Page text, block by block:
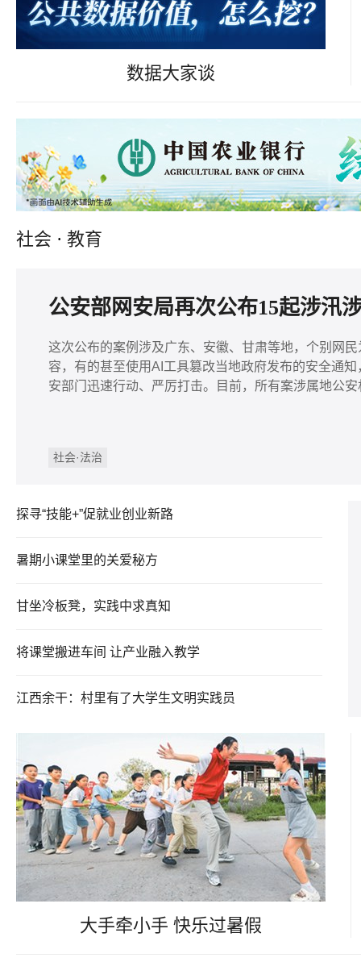
数据大家谈
社会 · 教育
公安部网安局再次公布15起涉汛
这次公布的案例涉及广东、安徽、甘肃等地，个别网
容，有的甚至使用AI工具篡改当地政府发布的安全通
安部门迅速行动、严厉打击。目前，所有案涉属地公
社会·法治
探寻“技能+”促就业创业新路
暑期小课堂里的关爱秘方
甘坐冷板凳，实践中求真知
将课堂搬进车间 让产业融入教学
江西余干：村里有了大学生文明实践员
大手牵小手 快乐过暑假